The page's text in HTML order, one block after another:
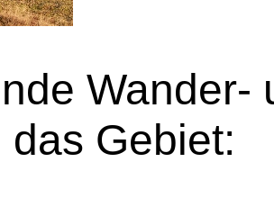
Wander-
das Gebiet: